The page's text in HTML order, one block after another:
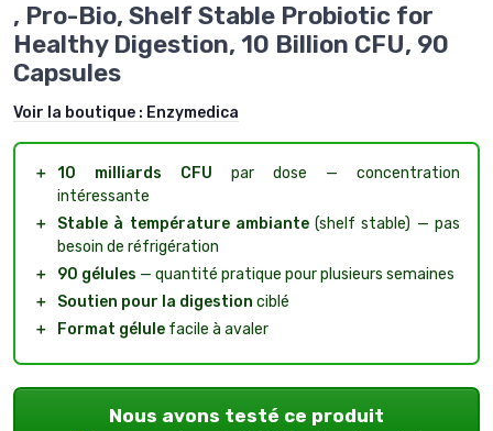
, Pro-Bio, Shelf Stable Probiotic for
Healthy Digestion, 10 Billion CFU, 90
Capsules
Voir la boutique : Enzymedica
＋ 10 milliards CFU par dose — concentration
intéressante
＋
Stable à température ambiante(shelf stable) — pas
besoin de réfrigération
＋
90 gélules — quantité pratique pour plusieurs semaines
＋
Soutien pour la digestion ciblé
＋
Format gélule facile à avaler
Nous avons testé ce produit